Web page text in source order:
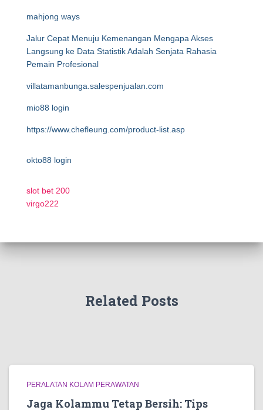
mahjong ways
Jalur Cepat Menuju Kemenangan Mengapa Akses
Langsung ke Data Statistik Adalah Senjata Rahasia
Pemain Profesional
villatamanbunga.salespenjualan.com
mio88 login
https://www.chefleung.com/product-list.asp
okto88 login
slot bet 200
virgo222
Related Posts
PERALATAN KOLAM PERAWATAN
Jaga Kolammu Tetap Bersih: Tips